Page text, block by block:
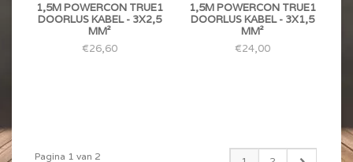
1,5M POWERCON TRUE1
DOORLUS KABEL - 3X2,5
MM²
€26,60
1,5M POWERCON TRUE1
DOORLUS KABEL - 3X1,5
MM²
€24,00
Pagina 1 van 2